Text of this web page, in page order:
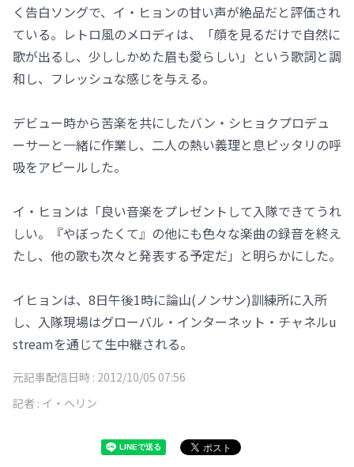
く告白ソングで、イ・ヒョンの甘い声が絶品だと評価され
ている。レトロ風のメロディは、「顔を見るだけで自然に
歌が出るし、少ししかめた眉も愛らしい」という歌詞と調
和し、フレッシュな感じを与える。
デビュー時から苦楽を共にしたバン・シヒョクプロデュ
ーサーと一緒に作業し、二人の熱い義理と息ピッタリの呼
吸をアピールした。
イ・ヒョンは「良い音楽をプレゼントして入隊できてうれ
しい。『やぼったくて』の他にも色々な楽曲の録音を終え
たし、他の歌も次々と発表する予定だ」と明らかにした。
イヒョンは、8日午後1時に論山(ノンサン)訓練所に入所
し、入隊現場はグローバル・インターネット・チャネルu
streamを通じて生中継される。
元記事配信日時 : 2012/10/05 07:56
記者 : イ・ヘリン